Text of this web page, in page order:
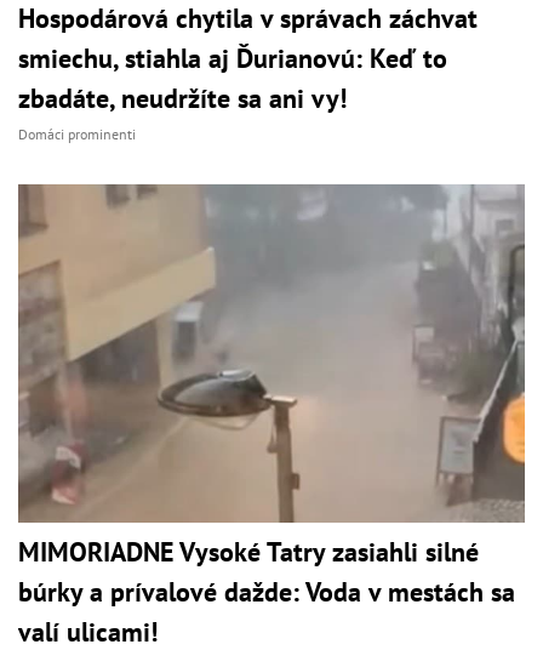
Hospodárová chytila v správach záchvat
smiechu, stiahla aj Ďurianovú: Keď to
zbadáte, neudržíte sa ani vy!
Domáci prominenti
MIMORIADNE Vysoké Tatry zasiahli silné
búrky a prívalové dažde: Voda v mestách sa
valí ulicami!